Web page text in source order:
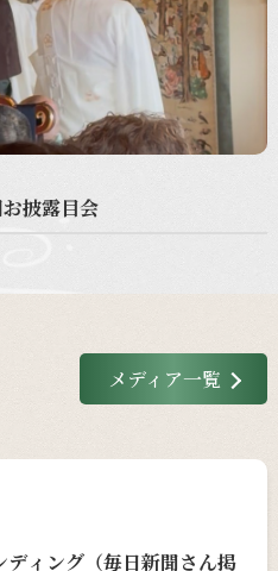
披露目会
メディア一覧
ィング（毎日新聞さん掲